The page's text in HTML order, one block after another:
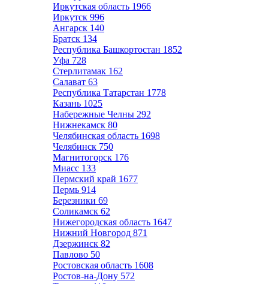
Иркутская область 1966
Иркутск 996
Ангарск 140
Братск 134
Республика Башкортостан 1852
Уфа 728
Стерлитамак 162
Салават 63
Республика Татарстан 1778
Казань 1025
Набережные Челны 292
Нижнекамск 80
Челябинская область 1698
Челябинск 750
Магнитогорск 176
Миасс 133
Пермский край 1677
Пермь 914
Березники 69
Соликамск 62
Нижегородская область 1647
Нижний Новгород 871
Дзержинск 82
Павлово 50
Ростовская область 1608
Ростов-на-Дону 572